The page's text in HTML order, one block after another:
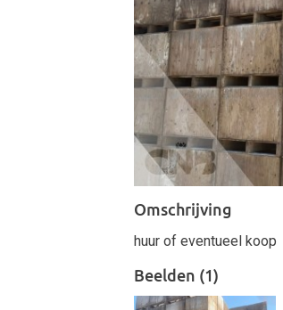
Omschrijving
huur of eventueel koop
Beelden (1)